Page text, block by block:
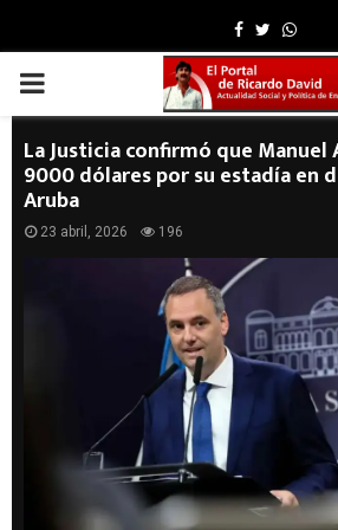
Facebook
Twitter
PRIMARY
MENU
La Justicia confirmó que Manuel
9000 dólares por su estadía en
Aruba
23 abril, 2026 196